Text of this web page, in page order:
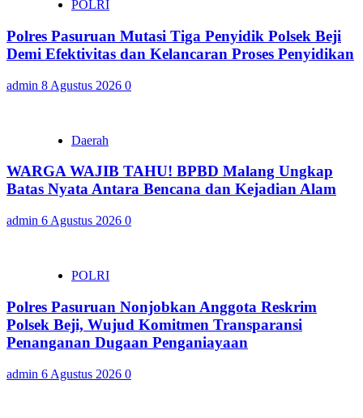
POLRI
Polres Pasuruan Mutasi Tiga Penyidik Polsek Beji
Demi Efektivitas dan Kelancaran Proses Penyidikan
admin 8 Agustus 2026 0
Daerah
WARGA WAJIB TAHU! BPBD Malang Ungkap
Batas Nyata Antara Bencana dan Kejadian Alam
admin 6 Agustus 2026 0
POLRI
Polres Pasuruan Nonjobkan Anggota Reskrim
Polsek Beji, Wujud Komitmen Transparansi
Penanganan Dugaan Penganiayaan
admin 6 Agustus 2026 0